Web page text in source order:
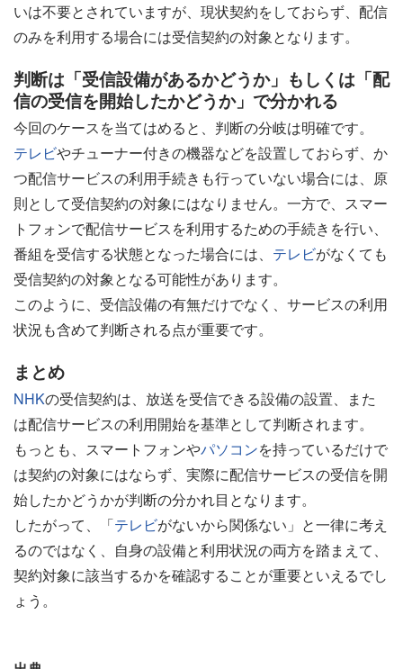
いは不要とされていますが、現状契約をしておらず、配信
のみを利用する場合には受信契約の対象となります。
判断は「受信設備があるかどうか」もしくは「配
信の受信を開始したかどうか」で分かれる
今回のケースを当てはめると、判断の分岐は明確です。
テレビやチューナー付きの機器などを設置しておらず、か
つ配信サービスの利用手続きも行っていない場合には、原
則として受信契約の対象にはなりません。一方で、スマー
トフォンで配信サービスを利用するための手続きを行い、
番組を受信する状態となった場合には、 テレビがなくても
受信契約の対象となる可能性があります。
このように、受信設備の有無だけでなく、サービスの利用
状況も含めて判断される点が重要です。
まとめ
NHKの受信契約は、放送を受信できる設備の設置、また
は配信サービスの利用開始を基準として判断されます。
もっとも、スマートフォンやパソコンを持っているだけで
は契約の対象にはならず、実際に配信サービスの受信を開
始したかどうかが判断の分かれ目となります。
したがって、「テレビがないから関係ない」と一律に考え
るのではなく、自身の設備と利用状況の両方を踏まえて、
契約対象に該当するかを確認することが重要といえるでし
ょう。